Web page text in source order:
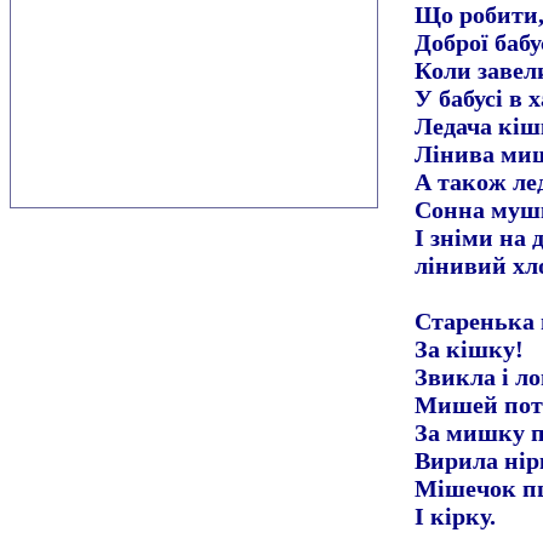
Що
Доброї
Коли
У бабусі в
Ледача
Лінива
А також
Сонна
І зніми на
лінивий
За кішку!
Звикла і
Мишей
За мишку
Вирила
Мішечок
І кірку.